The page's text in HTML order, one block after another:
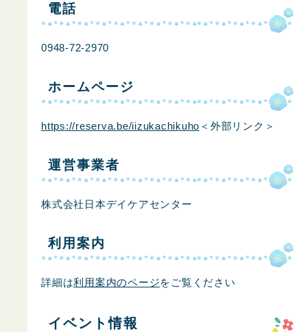
電話
0948-72-2970
ホームページ
https://reserva.be/iizukachikuho ＜外部リンク＞
運営事業者
株式会社日本デイケアセンター
利用案内
詳細は利用案内のページをご覧ください
イベント情報